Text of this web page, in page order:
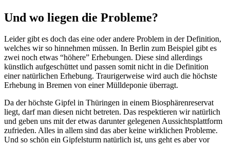
Und wo liegen die Probleme?
Leider gibt es doch das eine oder andere Problem in der Definition,
welches wir so hinnehmen müssen. In Berlin zum Beispiel gibt es
zwei noch etwas “höhere” Erhebungen. Diese sind allerdings
künstlich aufgeschüttet und passen somit nicht in die Definition
einer natürlichen Erhebung. Traurigerweise wird auch die höchste
Erhebung in Bremen von einer Mülldeponie überragt.
Da der höchste Gipfel in Thüringen in einem Biosphärenreservat
liegt, darf man diesen nicht betreten. Das respektieren wir natürlich
und geben uns mit der etwas darunter gelegenen Aussichtsplattform
zufrieden. Alles in allem sind das aber keine wirklichen Probleme.
Und so schön ein Gipfelsturm natürlich ist, uns geht es aber vor